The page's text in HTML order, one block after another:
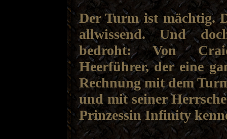
Der Turm ist mächtig.
allwissend. Und
bedroht: Von
Heerführer, der eine
Rechnung mit dem
und mit seiner
Prinzessin Infinity